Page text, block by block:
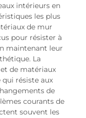
intérieurs en
les plus
de mur
pour résister à
maintenant leur
La
de matériaux
résiste aux
de
courants de
souvent les